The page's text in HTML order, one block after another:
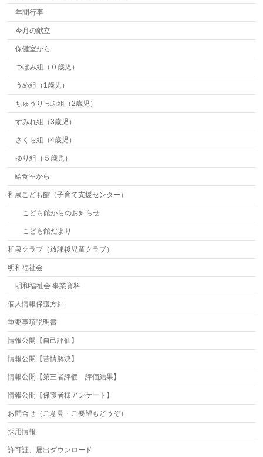
年間行事
今月の献立
保健室から
つぼみ組（０歳児）
うめ組（1歳児）
ちゅうりっぷ組（2歳児）
すみれ組（3歳児）
さくら組（4歳児）
ゆり組（５歳児）
給食室から
和泉こども館（子育て支援センター）
こども館からのお知らせ
こども館だより
和泉クラブ（放課後児童クラブ）
明和福祉会
明和福祉会 事業資料
個人情報保護方針
重要事項説明書
情報公開【自己評価】
情報公開【苦情解決】
情報公開【第三者評価 評価結果】
情報公開【保護者様アンケート】
お問合せ（ご意見・ご要望もどうぞ）
採用情報
許可証、届出ダウンロード